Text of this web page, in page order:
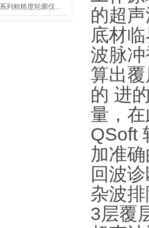
的超
底材
波脉
算出
的 进
量，
QSoft
加准
回波
杂波
3层覆